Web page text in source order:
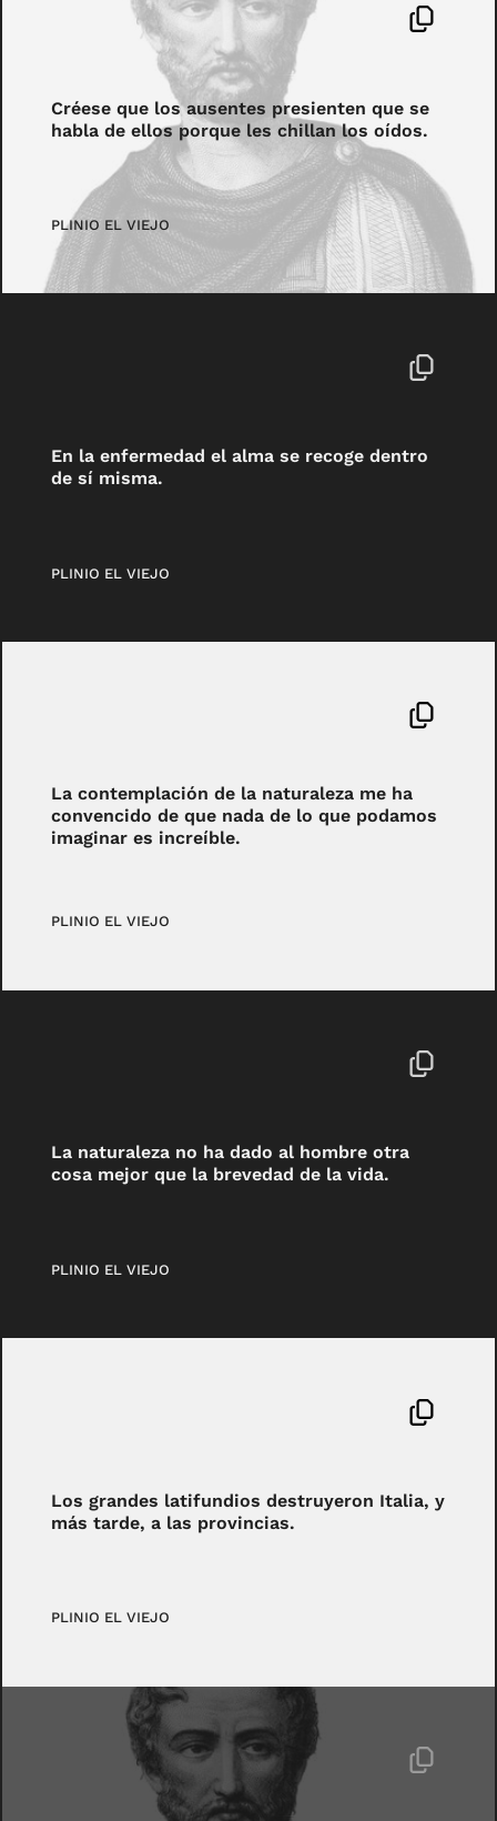
Créese que los ausentes presienten que se
habla de ellos porque les chillan los oídos.
PLINIO EL VIEJO
En la enfermedad el alma se recoge dentro
de sí misma.
PLINIO EL VIEJO
La contemplación de la naturaleza me ha
convencido de que nada de lo que podamos
imaginar es increíble.
PLINIO EL VIEJO
La naturaleza no ha dado al hombre otra
cosa mejor que la brevedad de la vida.
PLINIO EL VIEJO
Los grandes latifundios destruyeron Italia, y
más tarde, a las provincias.
PLINIO EL VIEJO